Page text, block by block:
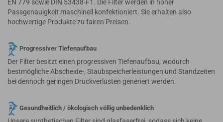
EN 779 sowie DIN 53438-F1. Die Filter werden in hoher
Passgenauigkeit maschinell konfektioniert. Sie erhalten also
hochwertige Produkte zu fairen Preisen.
Progressiver Tiefenaufbau
Der Filter besitzt einen progressiven Tiefenaufbau, wodurch
bestmögliche Abscheide-, Staubspeicherleistungen und Standzeiten
bei dennoch geringen Druckverlusten generiert werden.
Gesundheitlich / ökologisch völlig unbedenklich